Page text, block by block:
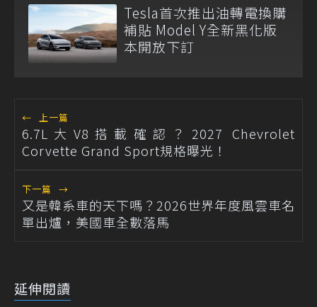
Tesla首次推出油轉電換購
補貼 Model Y全新黑化版
本開放下訂
← 上一篇
6.7L大V8搭載確認？2027 Chevrolet
Corvette Grand Sport規格曝光！
下一篇 →
又是韓系車的天下嗎？2026世界年度風雲車名
單出爐，美國車全數落馬
延伸閱讀